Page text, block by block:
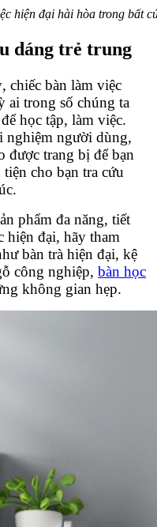
hiện đại hài hòa trong bất
dáng trẻ trung
chiếc bàn làm việc
ai trong số chúng ta
học tập, làm việc.
nghiệm người dùng,
được trang bị để bạn
cho bạn tra cứu
phẩm đa năng, tiết
hiện đại, hãy tham
bàn trà hiện đại, kệ
công nghiệp, bàn học
không gian hẹp.